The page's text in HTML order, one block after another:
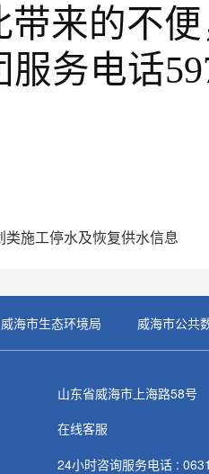
带来的不
服务电话
施工停水及恢复供水信息
威海市生态环境局 威海市公共
山东省威海市上海路58号
在线客服
24小时咨询服务电话 :